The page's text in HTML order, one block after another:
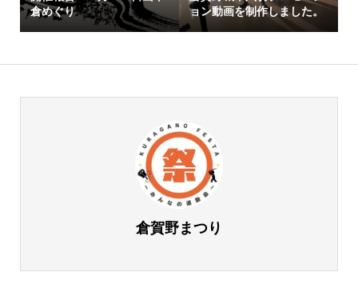
倉めぐり
ョン動画を制作しました。
倉賀野まつり